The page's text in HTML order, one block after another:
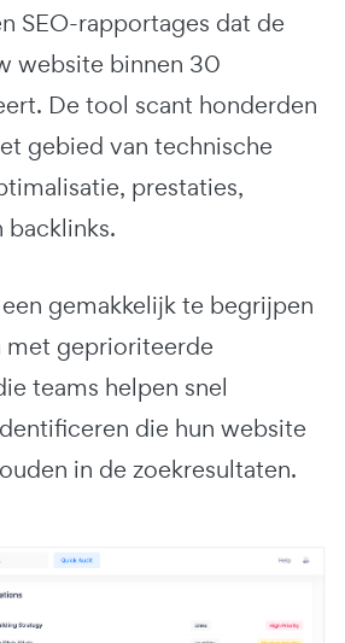
SEO-rapportages dat de
website binnen 30
De tool scant honderden
gebied van technische
prestaties,
backlinks.
gemakkelijk te begrijpen
met geprioriteerde
teams helpen snel
die hun website
in de zoekresultaten.